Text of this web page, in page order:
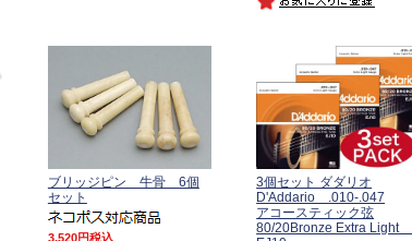
ブリッジピン 牛骨 6個
セット
3,520 税込
3個セット ダダリオ
D'Addario .010-.047
アコースティック弦
80/20Bronze Extra Light